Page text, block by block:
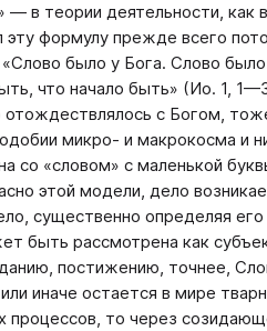
в теории деятельности, как
формулу прежде всего
было у Бога. Слово
что начало быть» (Ио. 1,
с Богом,
микро- и макрокосма и
«словом» с маленькой
этой модели, дело
существенно определяя
быть рассмотрена как
постижению, точнее,
иначе остается в мире
процессов, то через